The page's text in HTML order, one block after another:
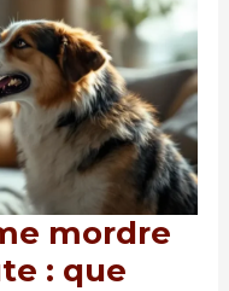
mordre
: que